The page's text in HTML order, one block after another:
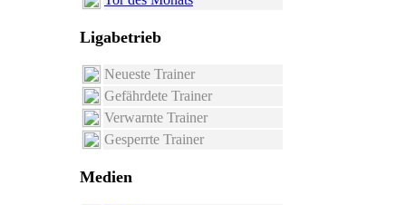
Ligabetrieb
Neueste Trainer
Gefährdete Trainer
Verwarnte Trainer
Gesperrte Trainer
Medien